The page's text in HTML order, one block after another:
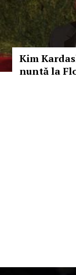
Kim
nuntă la